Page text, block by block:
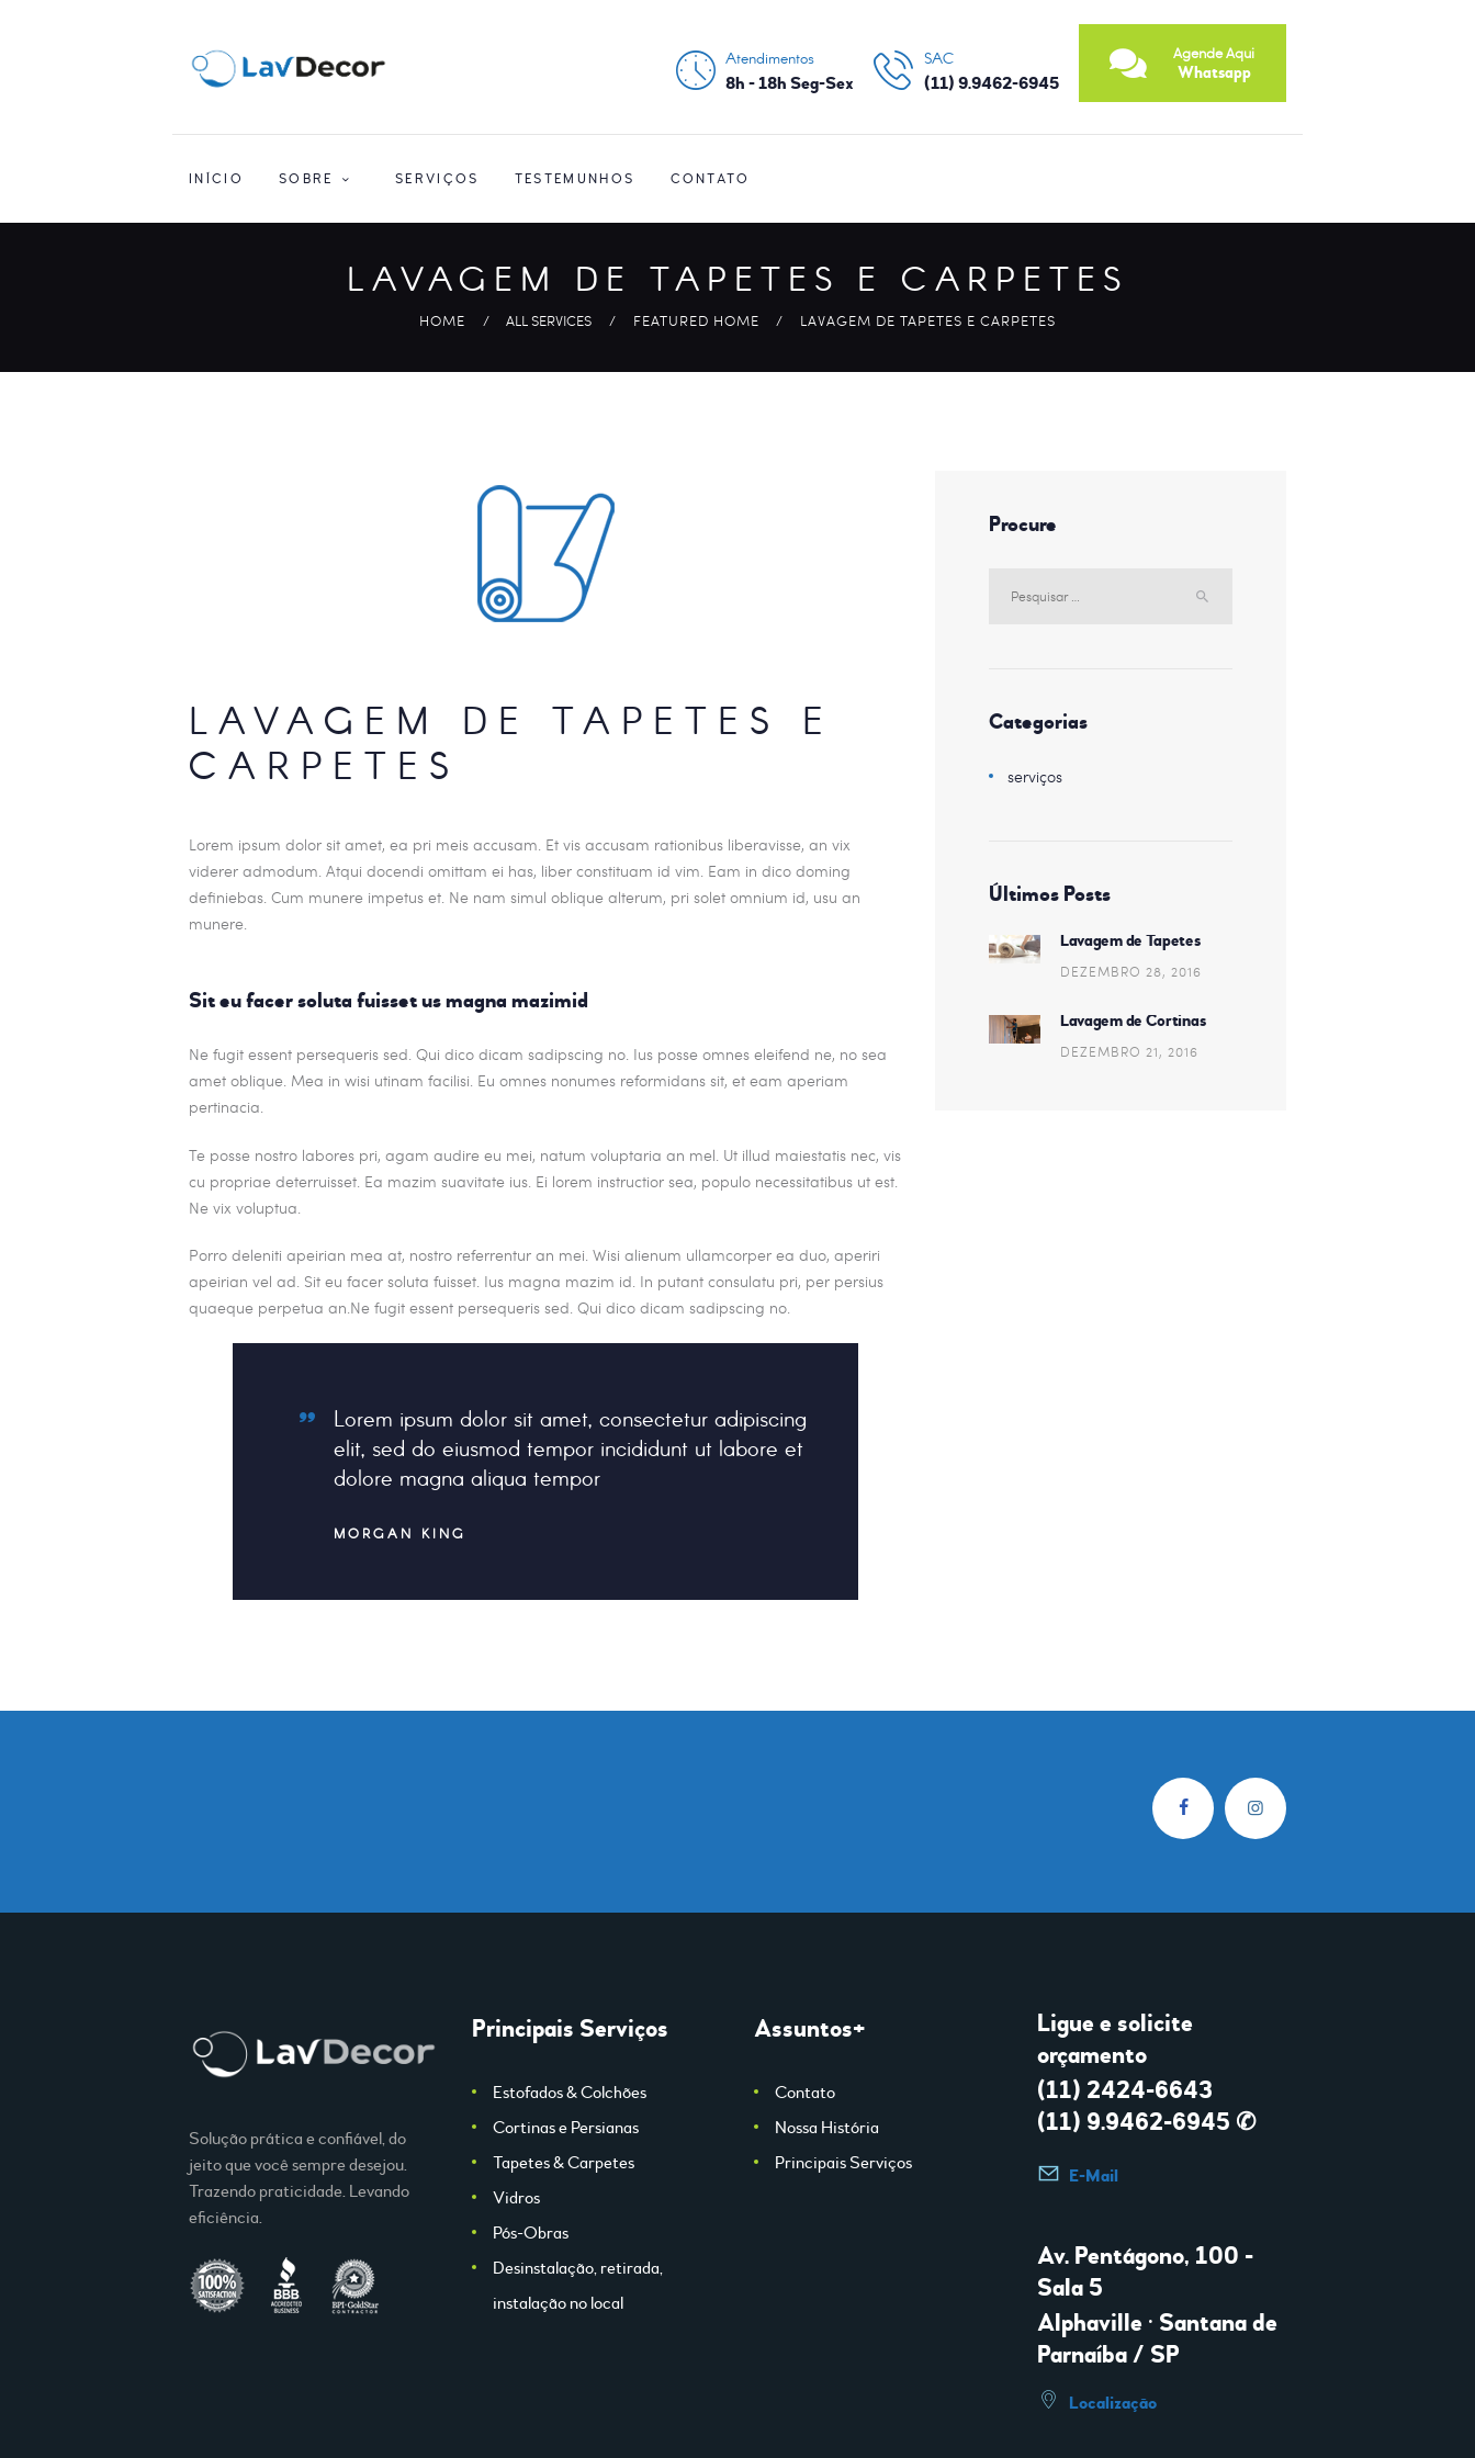
Atendimentos
8h - 18h Seg-Sex
SAC
(11) 9.9462-6945
Agende Aqui
Whatsapp
INÍCIO SOBRE SERVIÇOS TESTEMUNHOS CONTATO
LAVAGEM DE TAPETES E CARPETES
HOME ALL SERVICES FEATURED HOME LAVAGEM DE TAPETES E CARPETES
NOSSA HISTÓRIA
PRINCIPAIS
SERVIÇOS
LAVAGEM DE TAPETES E
CARPETES
Lorem ipsum dolor sit amet, ea pri meis accusam. Et vis accusam rationibus liberavisse, an vix
viderer admodum. Atqui docendi omittam ei has, liber constituam id vim. Eam in dico doming
definiebas. Cum munere impetus et. Ne nam simul oblique alterum, pri solet omnium id, usu an
munere.
Sit eu facer soluta fuisset us magna mazimid
Ne fugit essent persequeris sed. Qui dico dicam sadipscing no. Ius posse omnes eleifend ne, no sea
amet oblique. Mea in wisi utinam facilisi. Eu omnes nonumes reformidans sit, et eam aperiam
pertinacia.
Te posse nostro labores pri, agam audire eu mei, natum voluptaria an mel. Ut illud maiestatis nec, vis
cu propriae deterruisset. Ea mazim suavitate ius. Ei lorem instructior sea, populo necessitatibus ut est.
Ne vix voluptua.
Porro deleniti apeirian mea at, nostro referrentur an mei. Wisi alienum ullamcorper ea duo, aperiri
apeirian vel ad. Sit eu facer soluta fuisset. Ius magna mazim id. In putant consulatu pri, per persius
quaeque perpetua an.Ne fugit essent persequeris sed. Qui dico dicam sadipscing no.
Lorem ipsum dolor sit amet, consectetur adipiscing
elit, sed do eiusmod tempor incididunt ut labore et
dolore magna aliqua tempor
MORGAN KING
Procure
por:
Categorias
serviços
Últimos Posts
Lavagem de Tapetes
DEZEMBRO 28, 2016
Lavagem de Cortinas
DEZEMBRO 21, 2016
Solução prática e confiável, do
jeito que você sempre desejou.
Trazendo praticidade. Levando
eficiência.
Principais Serviços
Estofados & Colchões
Cortinas e Persianas
Tapetes & Carpetes
Vidros
Pós-Obras
Desinstalação, retirada,
instalação no local
Assuntos+
Contato
Nossa História
Principais Serviços
Ligue e solicite
orçamento
(11) 2424-6643
(11) 9.9462-6945 ✆
E-Mail
Av. Pentágono, 100 -
Sala 5
Alphaville • Santana de
Parnaíba / SP
Localização